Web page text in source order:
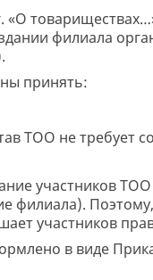
«О
филиала
принять:
ТОО не требует
участников
филиала).
участников
в виде